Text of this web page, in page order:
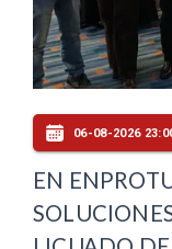
06-08-2026
EN